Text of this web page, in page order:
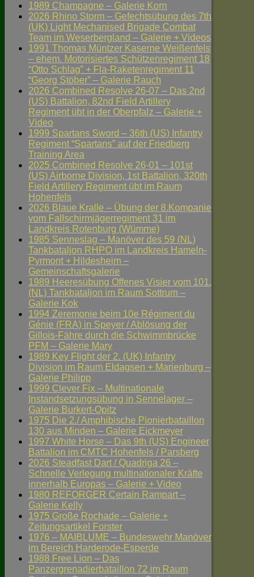
1989 Champagne – Galerie Korn
2026 Rhino Storm – Gefechtsübung des 7th
(UK) Light Mechanised Brigade Combat
Team im Weserbergland – Galerie + Videos
1991 Thomas Müntzer Kaserne Weißenfels
– ehem. Motorisiertes Schützenregiment 18
“Otto Schlag” + Fla-Raketenregiment 11
“Georg Stöber” – Galerie Rauch
2026 Combined Resolve 26-07 – Das 2nd
(US) Battalion, 82nd Field Artillery
Regiment übt in der Oberpfalz – Galerie +
Video
1999 Spartans Sword – 36th (US) Infantry
Regiment “Spartans” auf der Friedberg
Training Area
2025 Combined Resolve 26-01 – 101st
(US) Airborne Division, 1st Battalion, 320th
Field Artillery Regiment übt im Raum
Hohenfels
2026 Blaue Kralle – Übung der 8.Kompanie
vom Fallschirmjägerregiment 31 im
Landkreis Rotenburg (Wümme)
1985 Senneslag – Manöver des 59 (NL)
Tankbataljon RHPO im Landkreis Hameln-
Pyrmont + Hildesheim –
Gemeinschaftsgalerie
1989 Heeresübung Offenes Visier vom 101.
(NL) Tankbataljon im Raum Sottrum –
Galerie Kok
1994 Zeremonie beim 10e Régiment du
Génie (FRA) in Speyer / Ablösung der
Gillois-Fähre durch die Schwimmbrücke
PFM – Galerie Mary
1989 Key Flight der 2. (UK) Infantry
Division im Raum Eldagsen + Marienburg –
Galerie Philipp
1999 Clever Fix – Multinationale
Instandsetzungsübung in Sennelager –
Galerie Burkert-Opitz
1975 Die 2./ Amphibische Pionierbataillon
130 aus Minden – Galerie Eickmeyer
1997 White Horse – Das 9th (US) Engineer
Battalion im CMTC Hohenfels / Parsberg
2026 Steadfast Dart / Quadriga 26 –
Schnelle Verlegung multinationaler Kräfte
innerhalb Europas – Galerie + Video
1980 REFORGER Certain Rampart –
Galerie Kelly
1975 Große Rochade – Galerie +
Zeitungsartikel Forster
1976 – MAIBLUME – Bundeswehr Manöver
im Bereich Harderode-Esperde
1988 Free Lion – Das
Panzergrenadierbataillon 72 im Raum